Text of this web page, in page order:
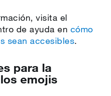
visita el
de ayuda en cómo
sean accesibles.
para la
emojis